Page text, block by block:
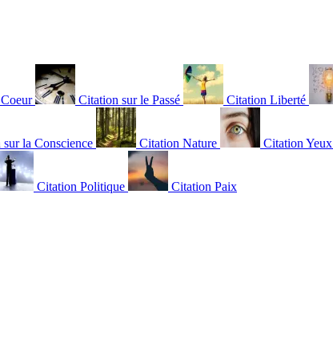
Citation sur le Passé Citation Liberté
la Conscience Citation Nature Citation Yeux
Citation Politique Citation Paix